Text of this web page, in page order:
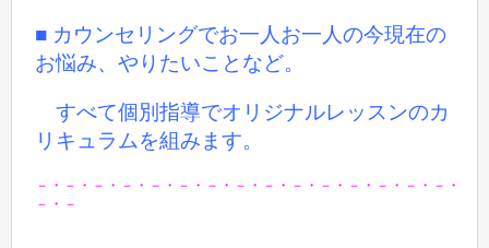
■ カウンセリングでお一人お一人の今現在の
お悩み、やりたいことなど。
すべて個別指導でオリジナルレッスンのカ
リキュラムを組みます。
－・－・－・－・－・－・－・－・－・－・－・－・－・－・－・
－・－